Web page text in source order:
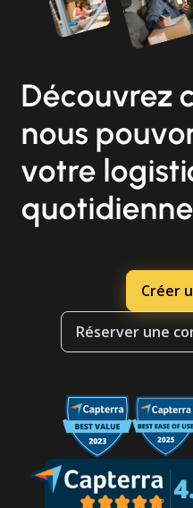
Découvrez
nous
votre
quotidienne
Créer
Réserver une